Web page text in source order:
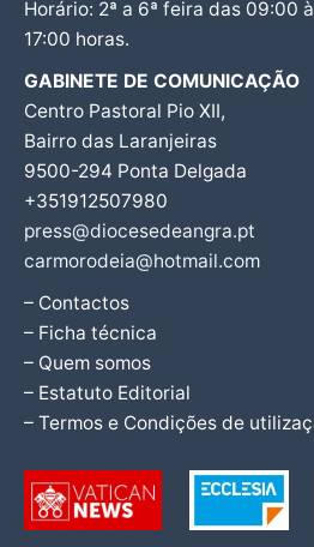
Horário: 2ª a 6ª feira das 09:00
17:00 horas.
GABINETE DE COMUNICAÇÃO
Centro Pastoral Pio XII,
Bairro das Laranjeiras
9500-294 Ponta Delgada
+351912507980
press@diocesedeangra.pt
carmorodeia@hotmail.com
– Contactos
– Ficha técnica
– Quem somos
– Estatuto Editorial
– Termos e Condições de